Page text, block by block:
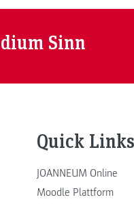
Sinn
Quick Links
JOANNEUM Online
Moodle Plattform